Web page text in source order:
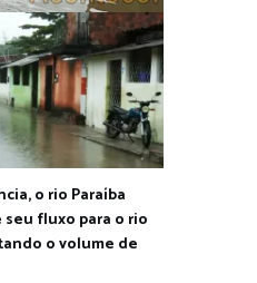
o rio Paraíba
fluxo para o rio
o volume de